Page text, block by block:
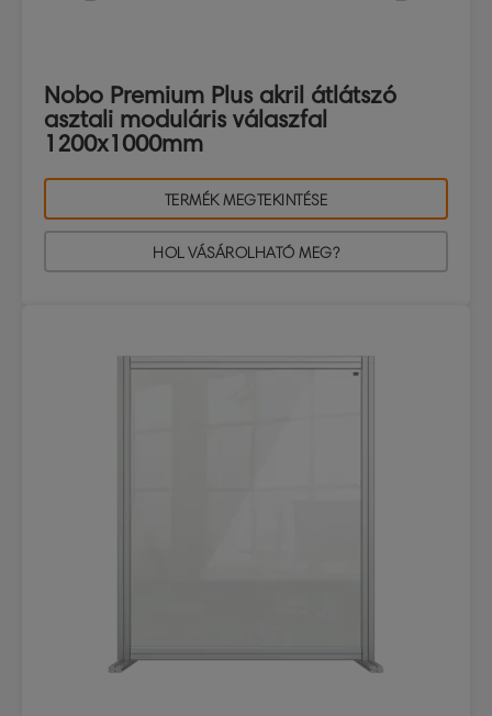
Nobo Premium Plus akril átlátszó
asztali moduláris válaszfal
1200x1000mm
TERMÉK MEGTEKINTÉSE
HOL VÁSÁROLHATÓ MEG?